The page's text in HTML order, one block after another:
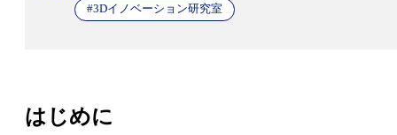
#3Dイノベーション研究室
はじめに